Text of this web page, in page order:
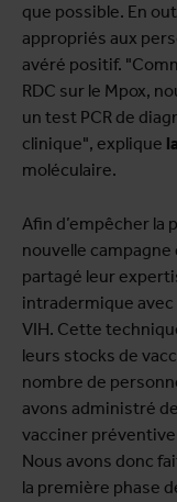
que possible. En
appropriés aux
avéré positif.
RDC sur le Mpox,
un test PCR de
clinique", explique
moléculaire.
Afin d’empêcher la
nouvelle
partagé leur
intradermique
VIH. Cette
leurs stocks de
nombre de
avons administré
vacciner
Nous avons donc
la première phase